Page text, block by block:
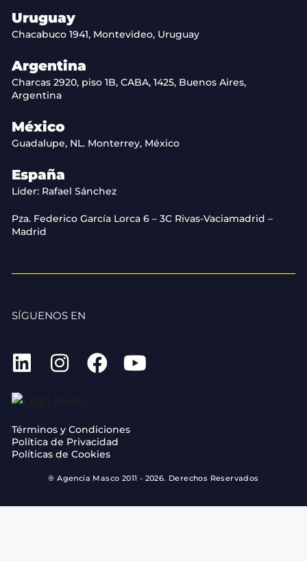
Uruguay
Chacabuco 1941, Montevideo, Uruguay
Argentina
Charcas 2920, piso 1B, CABA, 1425, Buenos Aires,
Argentina
México
Guadalupe, NL. Monterrey, México
España
Líder: Rafael Sánchez
Pza. Federico García Lorca 6 – 3C Rivas-Vaciamadrid –
Madrid
SÍGUENOS EN
Términos y Condiciones
Política de Privacidad
Políticas de Cookies
® Agencia Masco 2011 - 2026. Derechos Reservados